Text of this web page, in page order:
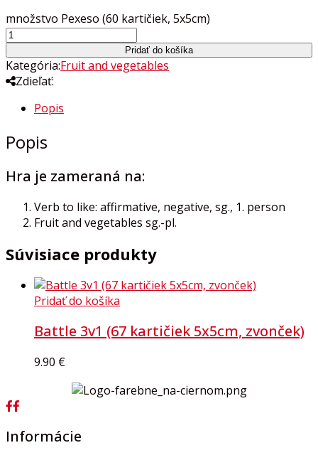
množstvo Pexeso (60 kartičiek, 5x5cm)
Pridať do košíka
Kategória:Fruit and vegetables
Zdieľať:
Popis
Popis
Hra je zameraná na:
Verb to like: affirmative, negative, sg., 1. person
Fruit and vegetables sg.-pl.
Súvisiace produkty
Pridať do košíka
Battle 3v1 (67 kartičiek 5x5cm, zvonček)
9.90 €
Informácie